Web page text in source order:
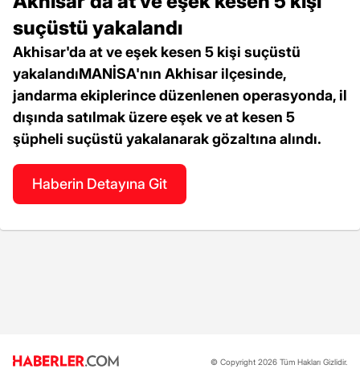
suçüstü yakalandı
Akhisar'da at ve eşek kesen 5 kişi suçüstü
yakalandıMANİSA'nın Akhisar ilçesinde,
jandarma ekiplerince düzenlenen operasyonda, il
dışında satılmak üzere eşek ve at kesen 5
şüpheli suçüstü yakalanarak gözaltına alındı.
Haberin Detayına Git
© Copyright 2026 Tüm Hakları Gizlidir.